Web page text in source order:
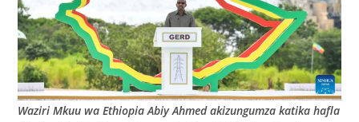
Waziri Mkuu wa Ethiopia Abiy Ahmed akizungumza katika hafla